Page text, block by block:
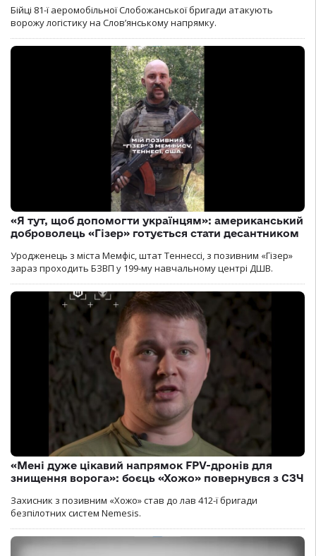
Бійці 81-ї аеромобільної Слобожанської бригади атакують
ворожу логістику на Словʼянському напрямку.
«Я тут, щоб допомогти українцям»: американський
доброволець «Гізер» готується стати десантником
Уродженець з міста Мемфіс, штат Теннессі, з позивним «Гізер»
зараз проходить БЗВП у 199-му навчальному центрі ДШВ.
«Мені дуже цікавий напрямок FPV-дронів для
знищення ворога»: боєць «Хожо» повернувся з СЗЧ
Захисник з позивним «Хожо» став до лав 412-ї бригади
безпілотних систем Nemesis.